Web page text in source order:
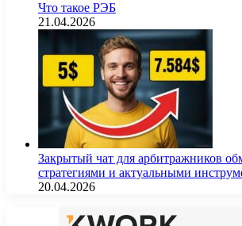
Что такое РЭБ
21.04.2026
Закрытый чат для арбитражников
стратегиями и актуальными
20.04.2026